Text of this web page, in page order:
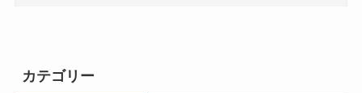
カテゴリー